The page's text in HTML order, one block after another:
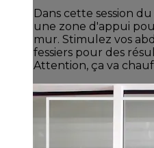
Dans cette session
une zone d'appui
mur. Stimulez vos
fessiers pour des
Attention, ça va